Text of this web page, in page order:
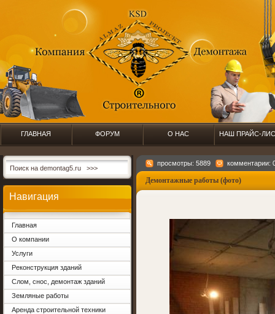
ГЛАВНАЯ ФОРУМ О НАС НАШ ПРАЙС-
Навигация
Главная
О компании
Услуги
Реконструкция зданий
Слом, снос, демонтаж зданий
Земляные работы
Аренда строительной техники
просмотры: 5889 комментарии:
Демонтажные работы (фото)